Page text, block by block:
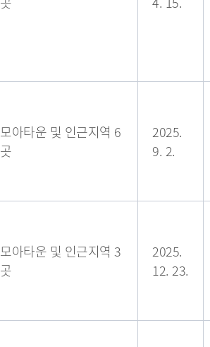
모아타운 및 인근지역 6
곳
2025.
9. 2.
모아타운 및 인근지역 3
곳
2025.
12. 23.